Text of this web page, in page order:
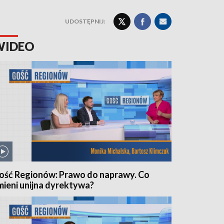
UDOSTĘPNIJ:
Regionów: Prawo do naprawy. Co
unijna dyrektywa?